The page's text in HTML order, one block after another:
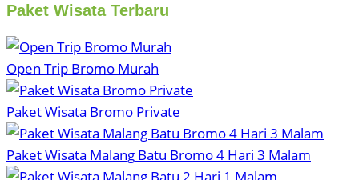
Paket Wisata Terbaru
Open Trip Bromo Murah
Paket Wisata Bromo Private
Paket Wisata Malang Batu Bromo 4 Hari 3 Malam